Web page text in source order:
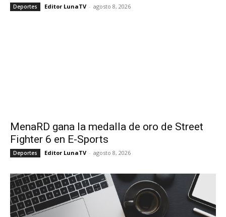
Deportes Editor LunaTV - agosto 8, 2026
MenaRD gana la medalla de oro de Street
Fighter 6 en E-Sports
Deportes Editor LunaTV - agosto 8, 2026